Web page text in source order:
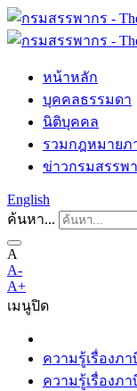
หน้าหลัก
บุคคลธรรมดา
นิติบุคคล
รวมกฎหมายภ
ข่าวกรมสรรพ
English
ค้นหา...
A
A-
A+
เมนูปิด
ความรู้เรื่องภา
ความรู้เรื่องภ